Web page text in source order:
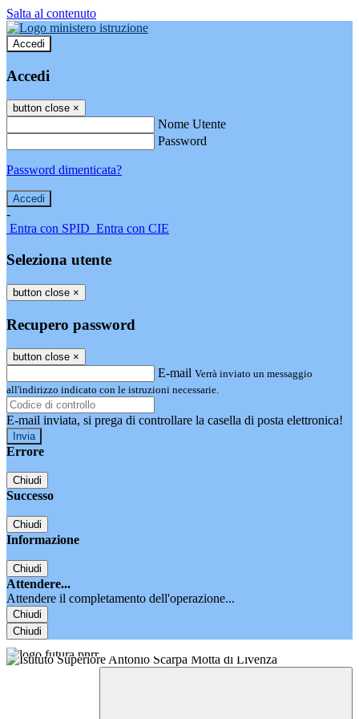
Salta al contenuto
Accedi
Accedi
button close ×
Nome Utente
Password
Password dimenticata?
-
Entra con SPID Entra con CIE
Seleziona utente
button close ×
Recupero password
button close ×
E-mail Verrà inviato un messaggio
all'indirizzo indicato con le istruzioni necessarie.
E-mail inviata, si prega di controllare la casella di posta elettronica!
Errore
Chiudi
Successo
Chiudi
Informazione
Chiudi
Attendere...
Attendere il completamento dell'operazione...
Chiudi
Chiudi